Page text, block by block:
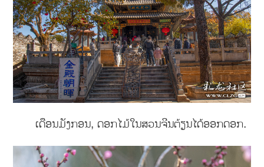
ເດືອນມັງກອນ, ດອກໄມ້ໃນສວນຈີນຕ້ຽນໄດ້ອອກດອກ.